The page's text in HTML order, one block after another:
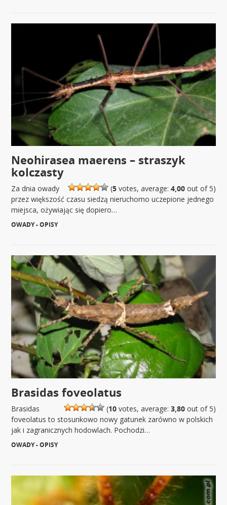
Neohirasea maerens – straszyk
kolczasty
(5votes, average: 4,00out of 5)
Za dnia owady
przez większość czasu siedzą nieruchomo uczepione jednego
miejsca, ożywiając się dopiero…
OWADY - OPISY
Brasidas foveolatus
(10votes, average: 3,80out of 5)
Brasidas
foveolatus to stosunkowo nowy gatunek zarówno w polskich
jak i zagranicznych hodowlach. Pochodzi…
OWADY - OPISY